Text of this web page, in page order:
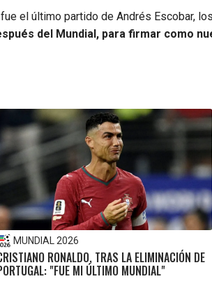
el último partido de Andrés Escobar,
del Mundial, para firmar como
MUNDIAL 2026
RONALDO, TRAS LA ELIMINACIÓN DE
"FUE MI ÚLTIMO MUNDIAL"